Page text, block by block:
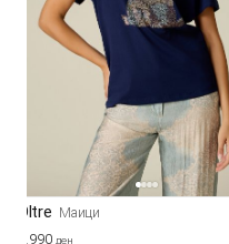
Oltre Маици
3.990 ден